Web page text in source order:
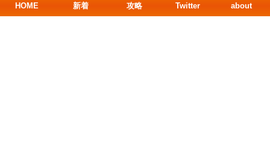
HOME 新着 攻略 Twitter about